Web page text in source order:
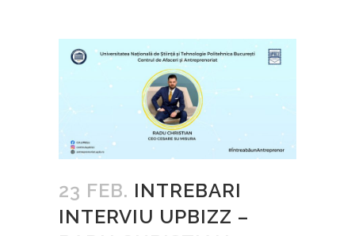
23 FEB. INTREBARI
INTERVIU UPBIZZ –